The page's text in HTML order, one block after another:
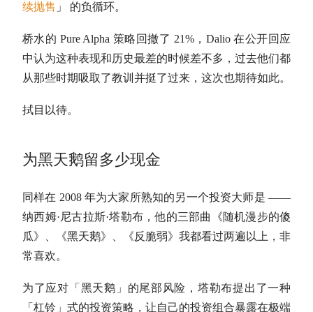
续抛售 」 的负循环。
桥水的 Pure Alpha 策略回撤了 21%，Dalio 在公开回应
中认为这种表现和历史最差的时候差不多，过去他们都
从那些时期吸取了教训并挺了过来，这次也期待如此。
拭目以待。
为黑天鹅留多少现金
同样在 2008 年为大家所熟知的另一个投资大师是 ——
纳西姆·尼古拉斯·塔勒布，他的三部曲《随机漫步的傻
瓜》、《黑天鹅》、《反脆弱》我都看过两遍以上，非
常喜欢。
为了应对「黑天鹅」的尾部风险，塔勒布提出了一种
「杠铃」式的投资策略，让自己的投资组合暴露在极端